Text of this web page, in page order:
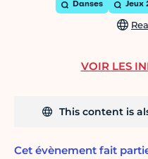
Danses Jeux
This content is
Cet évènement fait
VOIR LES